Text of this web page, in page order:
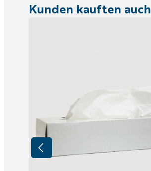
Kunden kauften auch